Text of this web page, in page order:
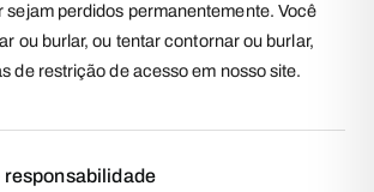
sejam perdidos permanentemente. Você
ou burlar, ou tentar contornar ou burlar,
de restrição de acesso em nosso site.
responsabilidade